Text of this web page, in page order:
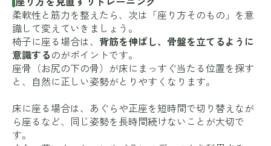
柔軟性と筋力を整えたら、次は「座り方そのもの」を意
識して変えていきましょう。
椅子に座る場合は、 背筋を伸ばし、骨盤を立てるように
意識するのがポイントです。
座骨（お尻の下の骨）が床にまっすぐ当たる位置を探す
と、自然に正しい姿勢がとりやすくなります。
床に座る場合は、あぐらや正座を短時間で切り替えなが
ら座るなど、同じ姿勢を長時間続けないことが大切で
す。